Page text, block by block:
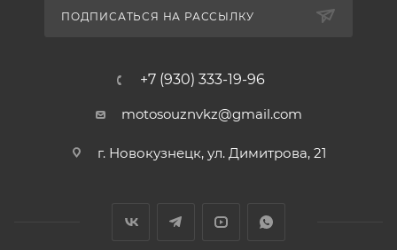
ПОДПИСАТЬСЯ НА РАССЫЛКУ
+7 (930) 333-19-96
motosouznvkz@gmail.com
г. Новокузнецк, ул. Димитрова, 21